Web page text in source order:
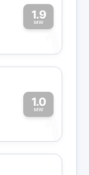
1.9
MW
1
1.0
MW
1